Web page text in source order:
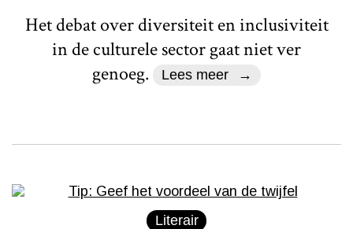
Het debat over diversiteit en inclusiviteit
in de culturele sector gaat niet ver
genoeg.
Lees meer
Literair